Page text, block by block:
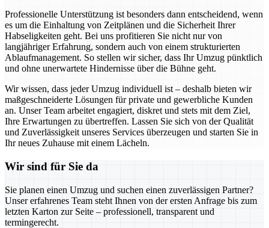
Professionelle Unterstützung ist besonders dann entscheidend, wenn
es um die Einhaltung von Zeitplänen und die Sicherheit Ihrer
Habseligkeiten geht. Bei uns profitieren Sie nicht nur von
langjähriger Erfahrung, sondern auch von einem strukturierten
Ablaufmanagement. So stellen wir sicher, dass Ihr Umzug pünktlich
und ohne unerwartete Hindernisse über die Bühne geht.
Wir wissen, dass jeder Umzug individuell ist – deshalb bieten wir
maßgeschneiderte Lösungen für private und gewerbliche Kunden
an. Unser Team arbeitet engagiert, diskret und stets mit dem Ziel,
Ihre Erwartungen zu übertreffen. Lassen Sie sich von der Qualität
und Zuverlässigkeit unseres Services überzeugen und starten Sie in
Ihr neues Zuhause mit einem Lächeln.
Wir sind für Sie da
Sie planen einen Umzug und suchen einen zuverlässigen Partner?
Unser erfahrenes Team steht Ihnen von der ersten Anfrage bis zum
letzten Karton zur Seite – professionell, transparent und
termingerecht.